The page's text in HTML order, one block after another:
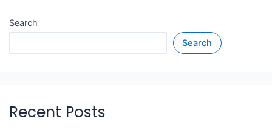
Search
Search
Recent Posts